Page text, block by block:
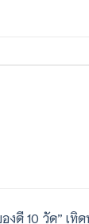
งดี 10 วัด” เทิ